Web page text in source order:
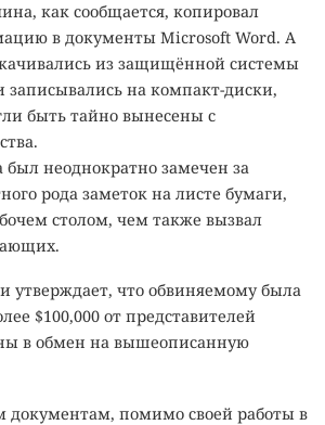
как сообщается, копировал
в документы Microsoft Word. А
из защищённой системы
записывались на компакт-диски,
быть тайно вынесены с
неоднократно замечен за
рода заметок на листе бумаги,
столом, чем также вызвал
утверждает, что обвиняемому была
$100,000 от представителей
в обмен на вышеописанную
документам, помимо своей работы в